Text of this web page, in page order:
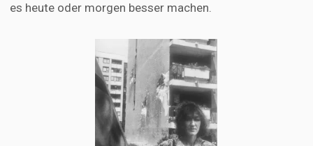
es heute oder morgen besser machen.